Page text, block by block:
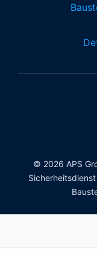
© 2026 APS